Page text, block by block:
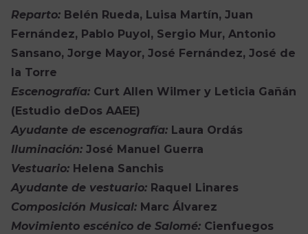
Reparto:Belén Rueda, Luisa Martín, Juan
Fernández, Pablo Puyol, Sergio Mur, Antonio
Sansano, Jorge Mayor, José Fernández, José de
la Torre
Escenografía:Curt Allen Wilmer y Leticia Gañán
(Estudio deDos AAEE)
Ayudante de escenografía:Laura Ordás
Iluminación:José Manuel Guerra
Vestuario:Helena Sanchis
Ayudante de vestuario:Raquel Linares
Composición Musical:Marc Álvarez
Movimiento escénico de Salomé:Cienfuegos